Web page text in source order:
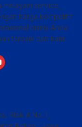
melayani service,
harga kompetitif
bisnis Anda
terbaik dari kami
Blok A No. 1,